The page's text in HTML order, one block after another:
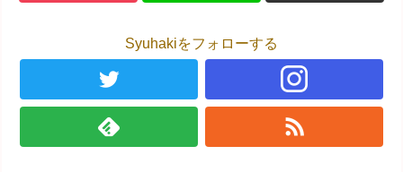
Syuhakiをフォローする